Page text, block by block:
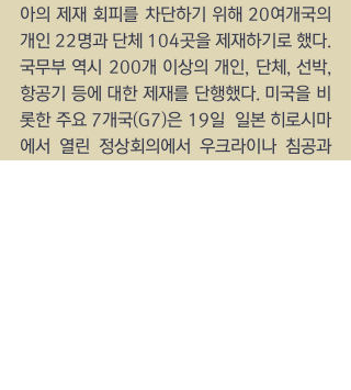
아의 제재 회피를 차단하기 위해 20여개국의
개인 22명과 단체 104곳을 제재하기로 했다.
국무부 역시 200개 이상의 개인, 단체, 선박,
항공기 등에 대한 제재를 단행했다. 미국을 비
롯한 주요 7개국(G7)은 19일  일본 히로시마
에서 열린 정상회의에서 우크라이나 침공과